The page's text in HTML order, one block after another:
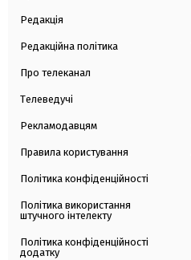
Редакція
Редакційна політика
Про телеканал
Телеведучі
Рекламодавцям
Правила користування
Політика конфіденційності
Політика використання
штучного інтелекту
Політика конфіденційності
додатку